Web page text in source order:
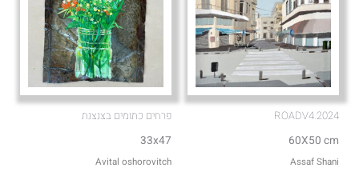
ROADV4.2024
60X50 cm
Assaf Shani
פרחים כתומים בצנצנת
33x47
Avital oshorovitch